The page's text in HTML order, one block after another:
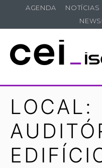
AGENDA NOTÍCIAS
LOCAL: